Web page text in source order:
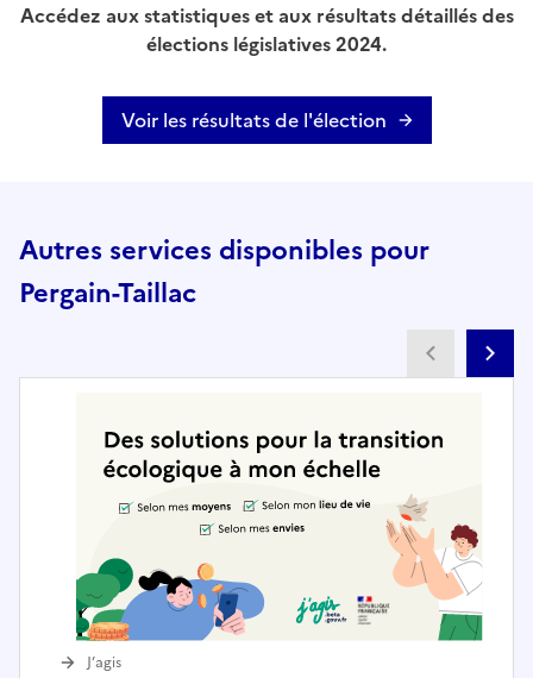
Accédez aux statistiques et aux résultats détaillés des
élections législatives 2024.
Voir les résultats de l'élection
Autres services disponibles pour
Pergain-Taillac
J’agis